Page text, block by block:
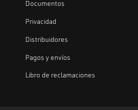
Documentos
Privacidad
Distribuidores
Pagos y envíos
Libro de reclamaciones